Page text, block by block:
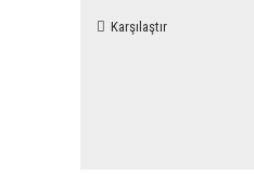
Karşılaştır